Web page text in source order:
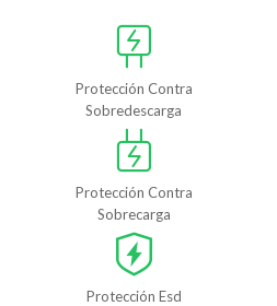
Protección Contra
Sobredescarga
Protección Contra
Sobrecarga
Protección Esd